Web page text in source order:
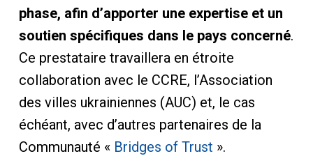
phase, afin d’apporter une expertise et un
soutien spécifiques dans le pays concerné.
Ce prestataire travaillera en étroite
collaboration avec le CCRE, l’Association
des villes ukrainiennes (AUC) et, le cas
échéant, avec d’autres partenaires de la
Communauté « Bridges of Trust ».